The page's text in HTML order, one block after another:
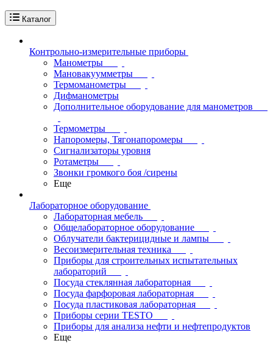
Каталог
Контрольно-измерительные приборы
Манометры
Мановакуумметры
Термоманометры
Дифманометры
Дополнительное оборудование для манометров
Термометры
Напоромеры, Тягонапоромеры
Сигнализаторы уровня
Ротаметры
Звонки громкого боя /сирены
Еще
Лабораторное оборудование
Лабораторная мебель
Общелабораторное оборудование
Облучатели бактерицидные и лампы
Весоизмерительная техника
Приборы для строительных испытательных
лабораторий
Посуда стеклянная лабораторная
Посуда фарфоровая лабораторная
Посуда пластиковая лабораторная
Приборы серии TESTO
Приборы для анализа нефти и нефтепродуктов
Еще